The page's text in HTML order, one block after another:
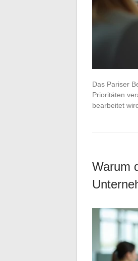
Das Pariser
Prioritäten
bearbeitet
Warum